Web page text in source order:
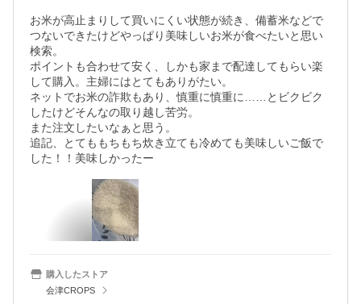
お米が高止まりして買いにくい状態が続き、備蓄米などで
つないできたけどやっぱり美味しいお米が食べたいと思い
検索。
ポイントも合わせて安く、しかも家まで配達してもらい楽
して購入。主婦にはとてもありがたい。
ネットでお米の詐欺もあり、慎重に慎重に……とビクビク
したけどそんなの取り越し苦労。
また注文したいなぁと思う。
追記、とてももちもち炊き立ても冷めても美味しいご飯で
した！！美味しかったー
購入したストア
会津CROPS